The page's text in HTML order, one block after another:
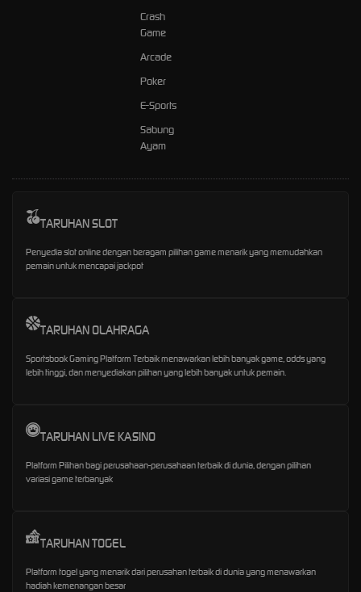
Crash
Game
Arcade
Poker
E-Sports
Sabung
Ayam
TARUHAN SLOT
Penyedia slot online dengan beragam pilihan game menarik yang memudahkan
pemain untuk mencapai jackpot
TARUHAN OLAHRAGA
Sportsbook Gaming Platform Terbaik menawarkan lebih banyak game, odds yang
lebih tinggi, dan menyediakan pilihan yang lebih banyak untuk pemain.
TARUHAN LIVE KASINO
Platform Pilihan bagi perusahaan-perusahaan terbaik di dunia, dengan pilihan
variasi game terbanyak
TARUHAN TOGEL
Platform togel yang menarik dari perusahan terbaik di dunia yang menawarkan
hadiah kemenangan besar